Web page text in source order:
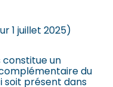
1 juillet 2025)
constitue un
du
soit présent dans